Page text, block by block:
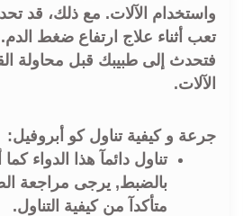
واستخدام الآلات. مع ذلك، قد
تعب أثناء علاج ارتفاع ضغط
فتحدث إلى طبيبك قبل محاولة
الآلات.
جرعة و كيفية تناول كو أبروفيل:
تناول دائمآ هذا الدواء
بالضبط, يرجى مراجعة
متأكدآ من كيفية التناول.